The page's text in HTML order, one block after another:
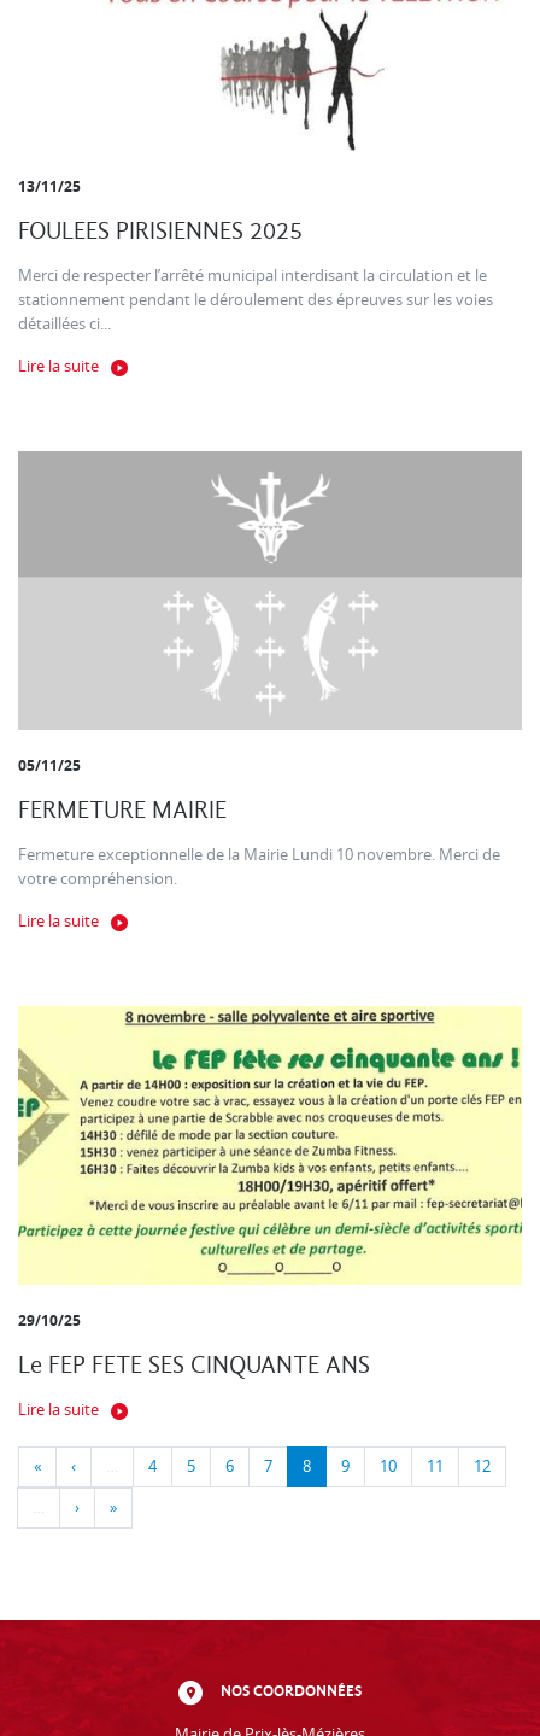
13/11/25
FOULEES PIRISIENNES 2025
Merci de respecter l’arrêté municipal interdisant la circulation et le
stationnement pendant le déroulement des épreuves sur les voies
détaillées ci...
Lire la suite
05/11/25
FERMETURE MAIRIE
Fermeture exceptionnelle de la Mairie Lundi 10 novembre. Merci de
votre compréhension.
Lire la suite
29/10/25
Le FEP FETE SES CINQUANTE ANS
Lire la suite
« ‹ … 4 5 6 7 8 9 10 11 12
… › »
NOS COORDONNÉES